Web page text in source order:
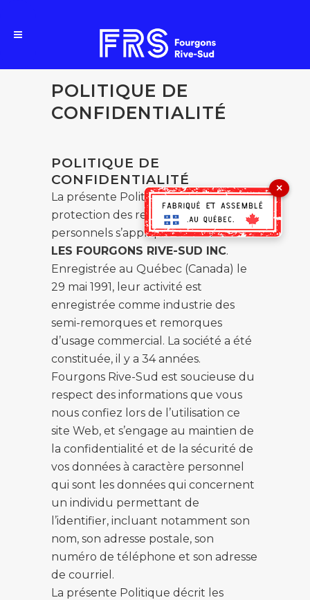
POLITIQUE DE
CONFIDENTIALITÉ
POLITIQUE DE
CONFIDENTIALITÉ
La présente Politique sur la
protection des renseignements
personnels s’applique à la société
LES FOURGONS RIVE-SUD INC.
Enregistrée au Québec (Canada) le
29 mai 1991, leur activité est
enregistrée comme industrie des
semi-remorques et remorques
d’usage commercial. La société a été
constituée, il y a 34 années.
Fourgons Rive-Sud est soucieuse du
respect des informations que vous
nous confiez lors de l’utilisation ce
site Web, et s’engage au maintien de
la confidentialité et de la sécurité de
vos données à caractère personnel
qui sont les données qui concernent
un individu permettant de
l’identifier, incluant notamment son
nom, son adresse postale, son
numéro de téléphone et son adresse
de courriel.
La présente Politique décrit les
×